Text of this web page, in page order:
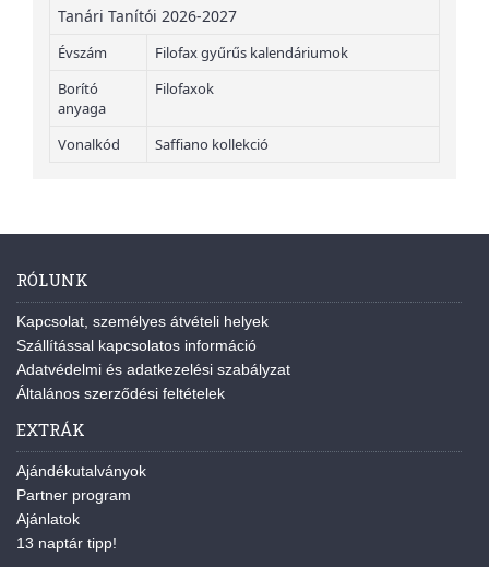
Tanári Tanítói 2026-2027
Évszám
Filofax gyűrűs kalendáriumok
Borító
anyaga
Filofaxok
Vonalkód Saffiano kollekció
RÓLUNK
Kapcsolat, személyes átvételi helyek
Szállítással kapcsolatos információ
Adatvédelmi és adatkezelési szabályzat
Általános szerződési feltételek
EXTRÁK
Ajándékutalványok
Partner program
Ajánlatok
13 naptár tipp!